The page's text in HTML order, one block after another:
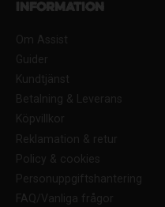
Information
Om Assist
Guider
Kundtjänst
Betalning & Leverans
Köpvillkor
Reklamation & retur
Policy & cookies
Personuppgiftshantering
FAQ/Vanliga frågor